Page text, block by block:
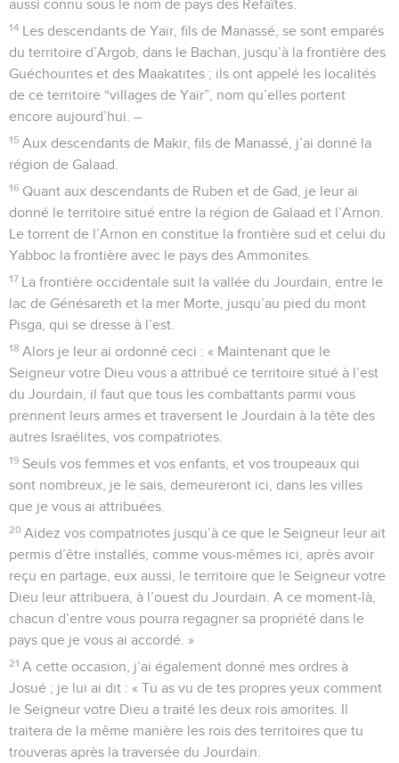
aussi connu sous le nom de pays des Refaïtes.
14 Les descendants de Yaïr, fils de Manassé, se sont emparés
du territoire d’Argob, dans le Bachan, jusqu’à la frontière des
Guéchourites et des Maakatites ; ils ont appelé les localités
de ce territoire “villages de Yaïr”, nom qu’elles portent
encore aujourd’hui. –
15 Aux descendants de Makir, fils de Manassé, j’ai donné la
région de Galaad.
16 Quant aux descendants de Ruben et de Gad, je leur ai
donné le territoire situé entre la région de Galaad et l’Arnon.
Le torrent de l’Arnon en constitue la frontière sud et celui du
Yabboc la frontière avec le pays des Ammonites.
17 La frontière occidentale suit la vallée du Jourdain, entre le
lac de Génésareth et la mer Morte, jusqu’au pied du mont
Pisga, qui se dresse à l’est.
18 Alors je leur ai ordonné ceci : « Maintenant que le
Seigneur votre Dieu vous a attribué ce territoire situé à l’est
du Jourdain, il faut que tous les combattants parmi vous
prennent leurs armes et traversent le Jourdain à la tête des
autres Israélites, vos compatriotes.
19 Seuls vos femmes et vos enfants, et vos troupeaux qui
sont nombreux, je le sais, demeureront ici, dans les villes
que je vous ai attribuées.
20 Aidez vos compatriotes jusqu’à ce que le Seigneur leur ait
permis d’être installés, comme vous-mêmes ici, après avoir
reçu en partage, eux aussi, le territoire que le Seigneur votre
Dieu leur attribuera, à l’ouest du Jourdain. A ce moment-là,
chacun d’entre vous pourra regagner sa propriété dans le
pays que je vous ai accordé. »
21 A cette occasion, j’ai également donné mes ordres à
Josué ; je lui ai dit : « Tu as vu de tes propres yeux comment
le Seigneur votre Dieu a traité les deux rois amorites. Il
traitera de la même manière les rois des territoires que tu
trouveras après la traversée du Jourdain.